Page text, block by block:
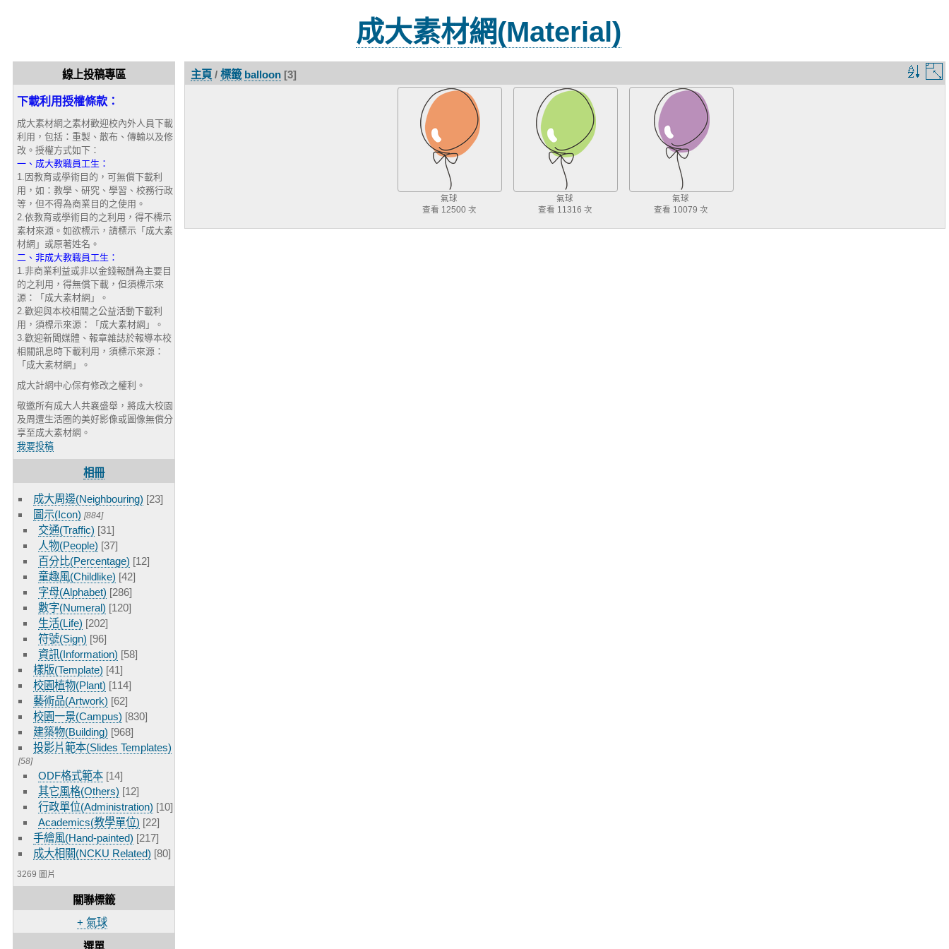
成大素材網(Material)
線上投稿專區
下載利用授權條款：
成大素材網之素材歡迎校內外人員下載
利用，包括：重製、散布、傳輸以及修
改。授權方式如下：
一、成大教職員工生：
1.因教育或學術目的，可無償下載利
用，如：教學、研究、學習、校務行政
等，但不得為商業目的之使用。
2.依教育或學術目的之利用，得不標示
素材來源。如欲標示，請標示「成大素
材網」或原著姓名。
二、非成大教職員工生：
1.非商業利益或非以金錢報酬為主要目
的之利用，得無償下載，但須標示來
源：「成大素材網」。
2.歡迎與本校相關之公益活動下載利
用，須標示來源：「成大素材網」。
3.歡迎新聞媒體、報章雜誌於報導本校
相關訊息時下載利用，須標示來源：
「成大素材網」。
成大計網中心保有修改之權利。
敬邀所有成大人共襄盛舉，將成大校園
及周遭生活圈的美好影像或圖像無償分
享至成大素材網。
我要投稿
相冊
成大周邊(Neighbouring) [23]
圖示(Icon) [884]
交通(Traffic) [31]
人物(People) [37]
百分比(Percentage) [12]
童趣風(Childlike) [42]
字母(Alphabet) [286]
數字(Numeral) [120]
生活(Life) [202]
符號(Sign) [96]
資訊(Information) [58]
樣版(Template) [41]
校園植物(Plant) [114]
藝術品(Artwork) [62]
校園一景(Campus) [830]
建築物(Building) [968]
投影片範本(Slides Templates)
[58]
ODF格式範本 [14]
其它風格(Others) [12]
行政單位(Administration) [10]
Academics(教學單位) [22]
手繪風(Hand-painted) [217]
成大相關(NCKU Related) [80]
3269 圖片
關聯標籤
+ 氣球
選單
排
序
主頁 / 標籤 balloon[3]
氣球
查看 12500 次
氣球
查看 11316 次
氣球
查看 10079 次